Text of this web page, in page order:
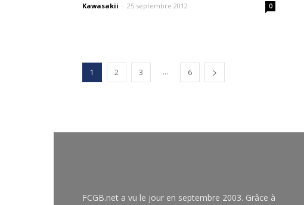
Kawasakii - 25 septembre 2012 0
1 2 3 ... 6
FCGB.net a vu le jour en septembre 2003. Grâce à